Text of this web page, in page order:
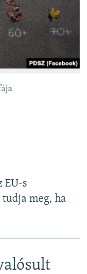
EU-s
meg, ha